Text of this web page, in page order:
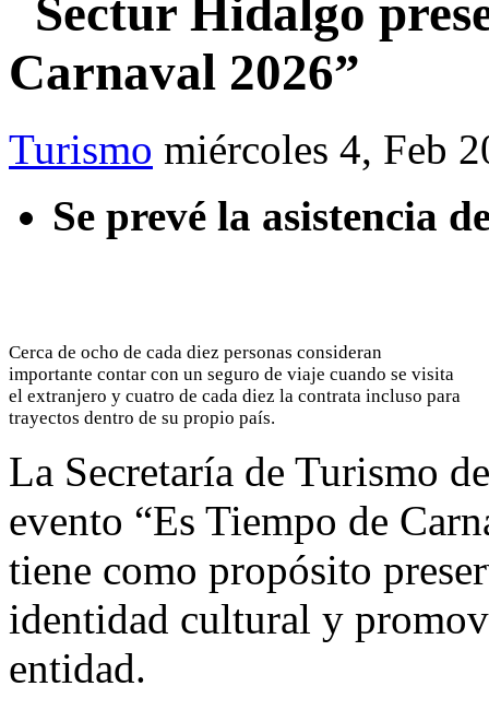
Sectur Hidalgo
Carnaval 2026”
Turismo miércoles 4, Feb
Se prevé la asistencia
Cerca de ocho de cada diez personas consideran
importante contar con un seguro de viaje cuando se visita
el extranjero y cuatro de cada diez la contrata incluso para
trayectos dentro de su propio país.
La Secretaría de Turismo
evento “Es Tiempo de
tiene como propósito
identidad cultural y
entidad.